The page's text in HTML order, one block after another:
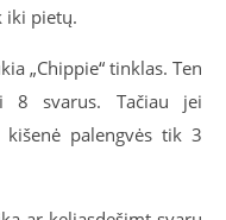
iki pietų.
„Chippie“ tinklas. Ten
8 svarus. Tačiau jei
palengvės tik 3